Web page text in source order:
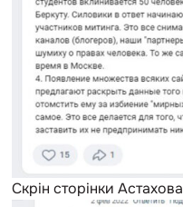
Скрін сторінки Астахова